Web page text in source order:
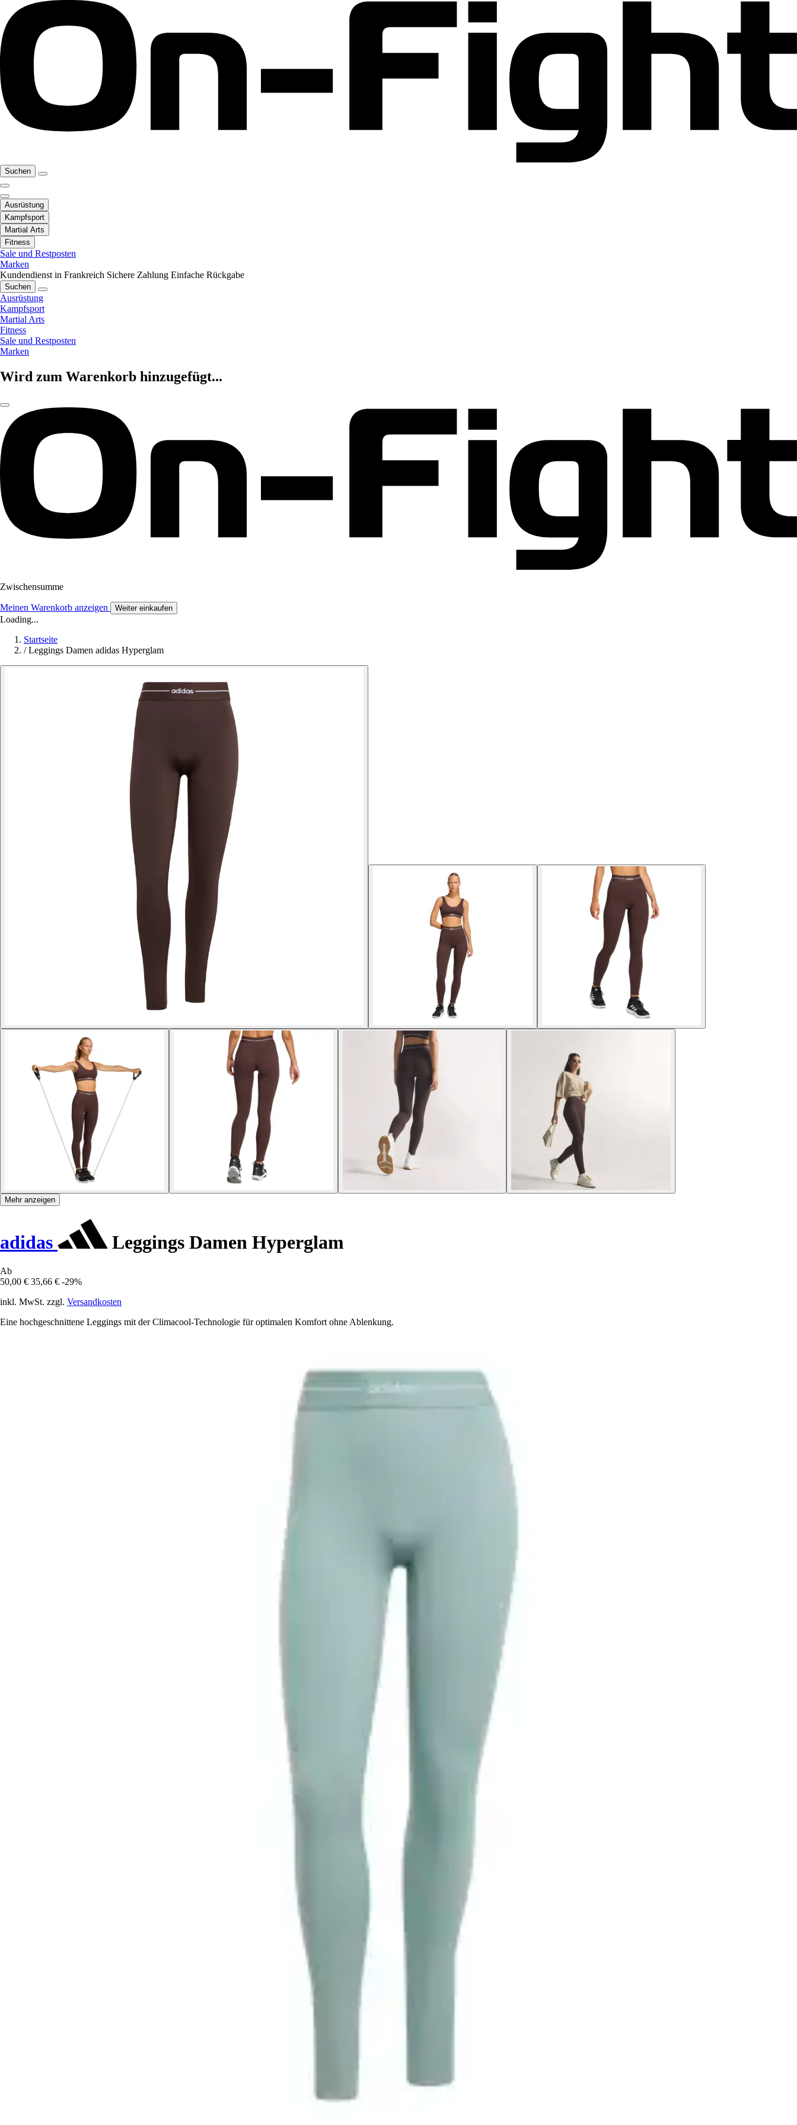
Suchen
Ausrüstung
Kampfsport
Martial Arts
Fitness
Sale und Restposten
Marken
Kundendienst in Frankreich Sichere Zahlung Einfache Rückgabe
Suchen
Ausrüstung
Kampfsport
Martial Arts
Fitness
Sale und Restposten
Marken
Wird zum Warenkorb hinzugefügt...
Zwischensumme
Meinen Warenkorb anzeigen Weiter einkaufen
Loading...
Startseite
/ Leggings Damen adidas Hyperglam
Mehr anzeigen
adidas Leggings Damen Hyperglam
Ab
50,00 € 35,66 € -29%
inkl. MwSt. zzgl. Versandkosten
Eine hochgeschnittene Leggings mit der Climacool-Technologie für optimalen Komfort ohne Ablenkung.